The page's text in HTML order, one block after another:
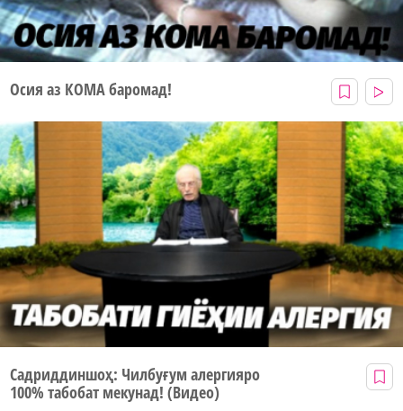
Осия аз КОМА баромад!
Садриддиншоҳ: Чилбуғум алергияро
100% табобат мекунад! (Видео)